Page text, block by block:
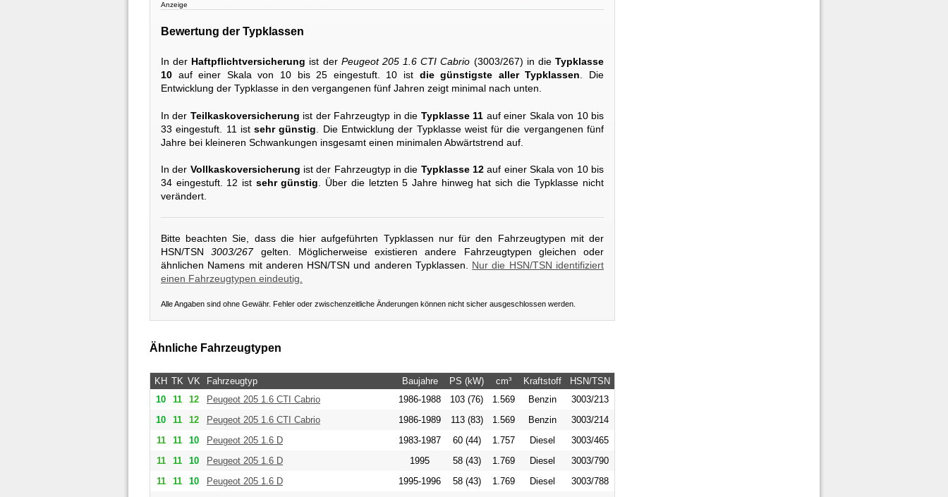
Anzeige
Bewertung der Typklassen
In der Haftpflichtversicherung ist der Peugeot 205 1.6 CTI Cabrio (3003/267) in dieTypklasse
10 auf einer Skala von 10 bis 25 eingestuft. 10 ist die günstigste aller Typklassen . Die
Entwicklung der Typklasse in den vergangenen fünf Jahren zeigt minimal nach unten.
In der Teilkaskoversicherung ist der Fahrzeugtyp in die Typklasse 11 auf einer Skala von 10 bis
33 eingestuft. 11 istsehr günstig . Die Entwicklung der Typklasse weist für die vergangenen fünf
Jahre bei kleineren Schwankungen insgesamt einen minimalen Abwärtstrend auf.
In der Vollkaskoversicherung ist der Fahrzeugtyp in die Typklasse 12 auf einer Skala von 10 bis
34 eingestuft. 12 ist sehr günstig. Über die letzten 5 Jahre hinweg hat sich die Typklasse nicht
verändert.
Bitte beachten Sie, dass die hier aufgeführten Typklassen nur für den Fahrzeugtypen mit der
HSN/TSN3003/267gelten. Möglicherweise existieren andere Fahrzeugtypen gleichen oder
ähnlichen Namens mit anderen HSN/TSN und anderen Typklassen. Nur die HSN/TSN identifiziert
einen Fahrzeugtypen eindeutig.
Alle Angaben sind ohne Gewähr. Fehler oder zwischenzeitliche Änderungen können nicht sicher ausgeschlossen werden.
Ähnliche Fahrzeugtypen
KH TK VK Fahrzeugtyp Baujahre PS (kW) cm³ Kraftstoff
HSN/TSN
10
11 12 Peugeot 205 1.6 CTI Cabrio 1986-1988 103 (76) 1.569 Benzin
3003/213
10
11 12 Peugeot 205 1.6 CTI Cabrio 1986-1989 113 (83) 1.569 Benzin
3003/214
11
11 10 Peugeot 205 1.6 D 1983-1987 60 (44) 1.757 Diesel
3003/465
11
11 10 Peugeot 205 1.6 D 1995 58 (43) 1.769 Diesel
3003/790
11
11 10 Peugeot 205 1.6 D 1995-1996 58 (43) 1.769 Diesel
3003/788